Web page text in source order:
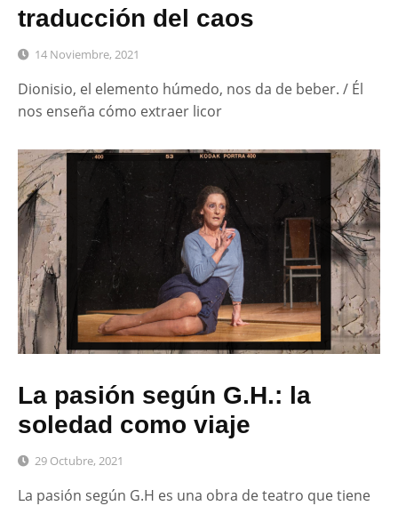
traducción del caos
14 Noviembre, 2021
Dionisio, el elemento húmedo, nos da de beber. / Él
nos enseña cómo extraer licor
La pasión según G.H.: la
soledad como viaje
29 Octubre, 2021
La pasión según G.H es una obra de teatro que tiene